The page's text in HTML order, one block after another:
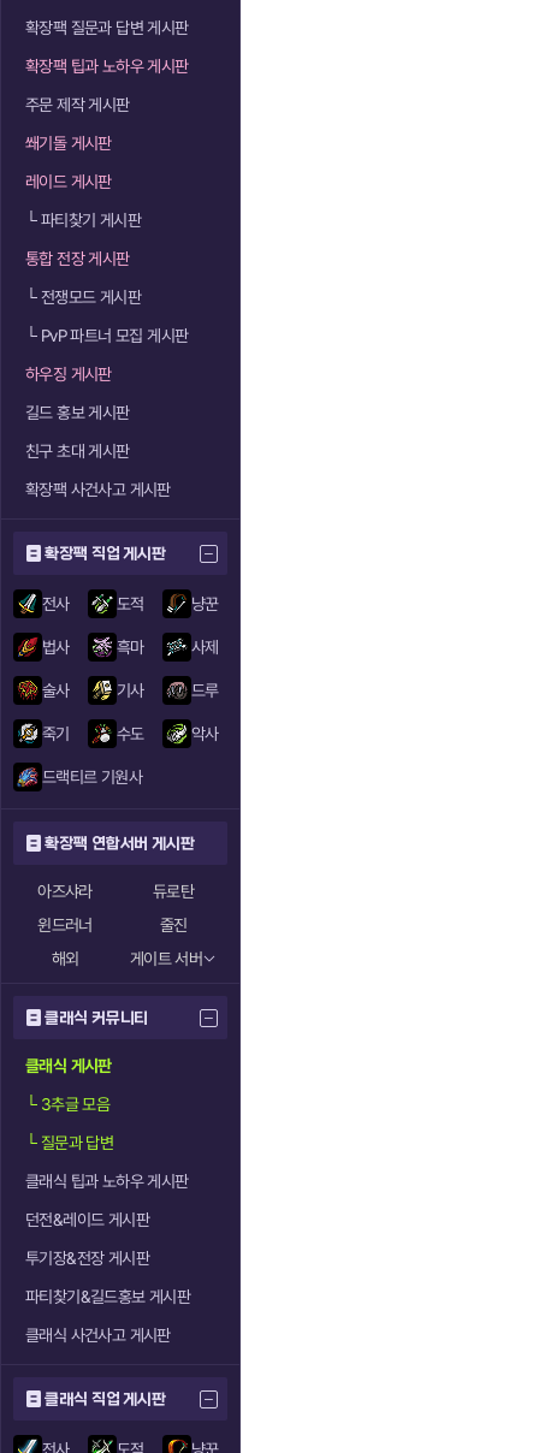
확장팩 질문과 답변 게시판
확장팩 팁과 노하우 게시판
주문 제작 게시판
쐐기돌 게시판
레이드 게시판
└파티찾기 게시판
통합 전장 게시판
└전쟁모드 게시판
└PvP 파트너 모집 게시판
하우징 게시판
길드 홍보 게시판
친구 초대 게시판
확장팩 사건사고 게시판
확장팩 직업 게시판
전사 도적 냥꾼
법사 흑마 사제
술사 기사 드루
죽기 수도 악사
드랙티르 기원사
확장팩 연합서버 게시판
아즈샤라
듀로탄
윈드러너
줄진
해외
게이트 서버
클래식 커뮤니티
클래식 게시판
└3추글 모음
└질문과 답변
클래식 팁과 노하우 게시판
던전&레이드 게시판
투기장&전장 게시판
파티찾기&길드홍보 게시판
클래식 사건사고 게시판
클래식 직업 게시판